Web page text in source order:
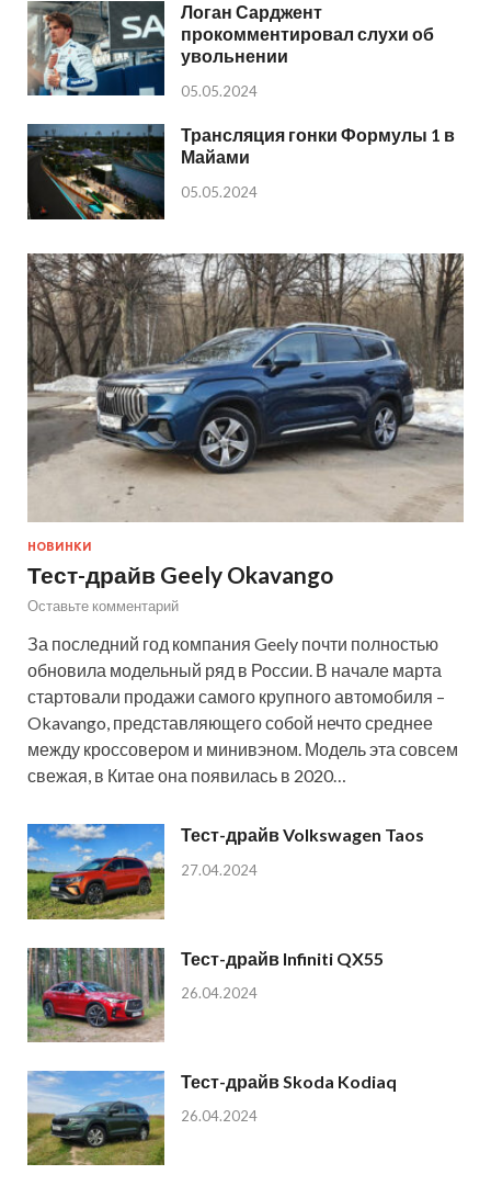
Логан Сарджент
прокомментировал слухи об
увольнении
05.05.2024
Трансляция гонки Формулы 1 в
Майами
05.05.2024
НОВИНКИ
Тест-драйв Geely Okavango
Оставьте комментарий
За последний год компания Geely почти полностью
обновила модельный ряд в России. В начале марта
стартовали продажи самого крупного автомобиля –
Okavango, представляющего собой нечто среднее
между кроссовером и минивэном. Модель эта совсем
свежая, в Китае она появилась в 2020…
Тест-драйв Volkswagen Taos
27.04.2024
Тест-драйв Infiniti QX55
26.04.2024
Тест-драйв Skoda Kodiaq
26.04.2024